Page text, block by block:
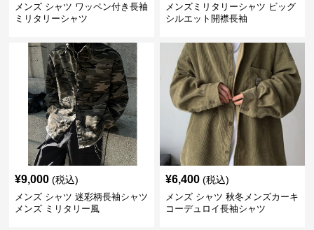
メンズ シャツ ワッペン付き長袖
ミリタリーシャツ
メンズミリタリーシャツ ビッグ
シルエット開襟長袖
¥9,000 (税込)
メンズ シャツ 迷彩柄長袖シャツ
メンズ ミリタリー風
¥6,400 (税込)
メンズ シャツ 秋冬メンズカーキ
コーデュロイ長袖シャツ